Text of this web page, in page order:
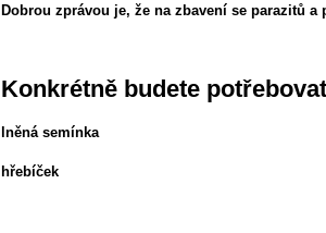
Dobrou zprávou je, že na zbavení se parazitů
Konkrétně budete
lněná semínka
hřebíček